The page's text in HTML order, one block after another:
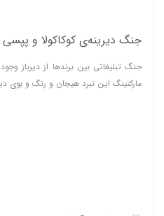
جنگ دیرینه‌ی کوکا‌کولا و
جنگ تبلیغاتی بین برندها از دیرباز
مارکتینگ این نبرد هیجان و رنگ و بوی